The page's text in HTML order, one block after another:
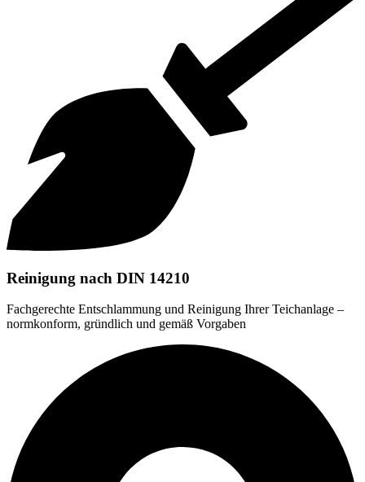
Reinigung nach DIN 14210
Fachgerechte Entschlammung und Reinigung Ihrer Teichanlage –
normkonform, gründlich und gemäß Vorgaben